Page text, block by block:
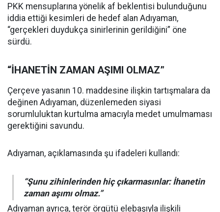
PKK mensuplarına yönelik af beklentisi bulunduğunu
iddia ettiği kesimleri de hedef alan Adıyaman,
“gerçekleri duydukça sinirlerinin gerildiğini” öne
sürdü.
“İHANETİN ZAMAN AŞIMI OLMAZ”
Çerçeve yasanın 10. maddesine ilişkin tartışmalara da
değinen Adıyaman, düzenlemeden siyasi
sorumluluktan kurtulma amacıyla medet umulmaması
gerektiğini savundu.
Adıyaman, açıklamasında şu ifadeleri kullandı:
“Şunu zihinlerinden hiç çıkarmasınlar: İhanetin
zaman aşımı olmaz.”
Adıyaman ayrıca, terör örgütü elebaşıyla ilişkili